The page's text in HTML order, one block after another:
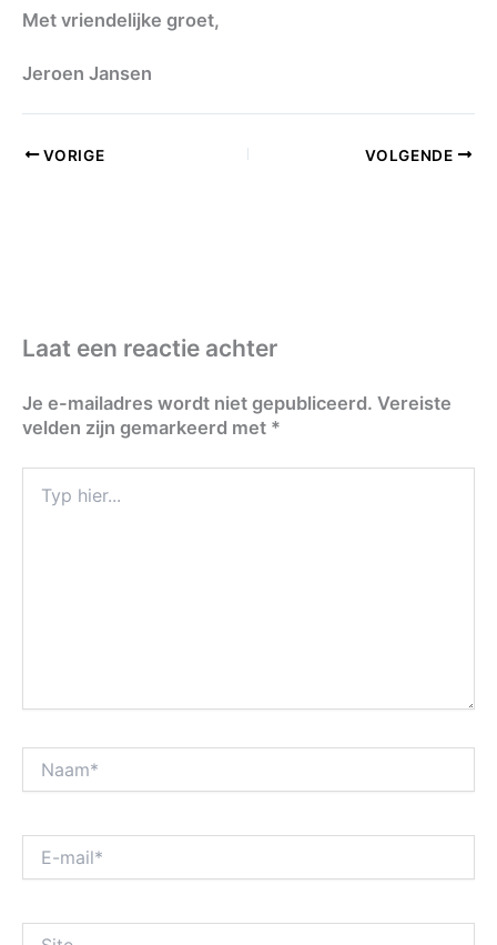
Met vriendelijke groet,
Jeroen Jansen
VORIGE VOLGENDE
Laat een reactie achter
Je e-mailadres wordt niet gepubliceerd. Vereiste
velden zijn gemarkeerd met *
hier...
mail*